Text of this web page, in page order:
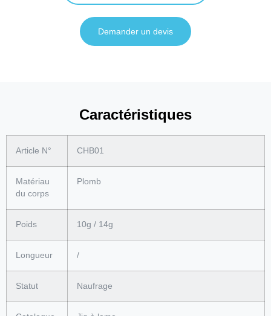
Demander un devis
Caractéristiques
Article N° CHB01
Matériau
du corps
Plomb
Poids 10g / 14g
Longueur /
Statut Naufrage